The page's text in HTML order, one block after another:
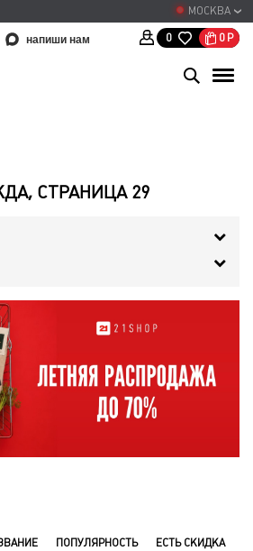
МОСКВА
напиши нам 0 0 Р
СТРАНИЦА 29
ПОПУЛЯРНОСТЬ ЕСТЬ СКИДКА